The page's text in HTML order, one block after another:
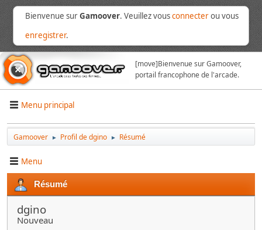
Bienvenue surGamoover. Veuillez vousconnecterou vous
enregistrer.
[move]Bienvenue sur Gamoover,
portail francophone de l'arcade.
Menu principal
Gamoover ► Profil de dgino ► Résumé
Menu
Résumé
dgino
Nouveau